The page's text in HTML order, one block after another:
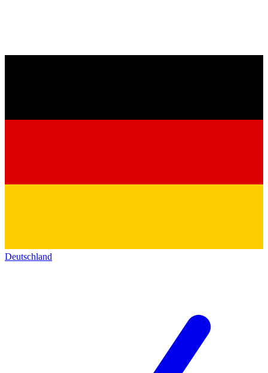
Deutschland